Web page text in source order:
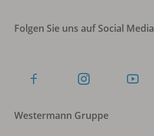
Folgen Sie uns auf Social Media
Westermann Gruppe